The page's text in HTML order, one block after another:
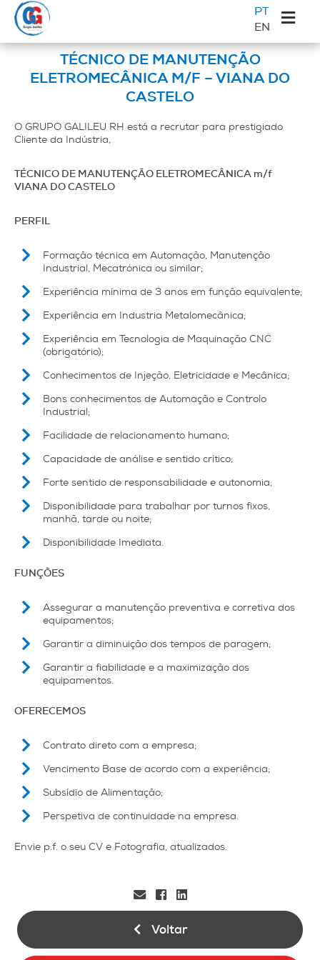
Saltar
para
o
principal
Skip
main
Saltar
para
a
lateral
principal
Galileu
PT
EN
TÉCNICO DE MANUTENÇÃO
ELETROMECÂNICA M/F – VIANA DO
CASTELO
O GRUPO GALILEU RH está a recrutar para prestigiado
Cliente da Indústria,
TÉCNICO DE MANUTENÇÃO ELETROMECÂNICA m/f
VIANA DO CASTELO
PERFIL
Formação técnica em Automação, Manutenção
Industrial, Mecatrónica ou similar;
Experiência mínima de 3 anos em função equivalente;
Experiência em Industria Metalomecânica;
Experiência em Tecnologia de Maquinação CNC
(obrigatório);
Conhecimentos de Injeção, Eletricidade e Mecânica;
Bons conhecimentos de Automação e Controlo
Industrial;
Facilidade de relacionamento humano;
Capacidade de análise e sentido crítico;
Forte sentido de responsabilidade e autonomia;
Disponibilidade para trabalhar por turnos fixos,
manhã, tarde ou noite;
Disponibilidade Imediata.
FUNÇÕES
Assegurar a manutenção preventiva e corretiva dos
equipamentos;
Garantir a diminuição dos tempos de paragem;
Garantir a fiabilidade e a maximização dos
equipamentos.
OFERECEMOS
Contrato direto com a empresa;
Vencimento Base de acordo com a experiência;
Subsídio de Alimentação;
Perspetiva de continuidade na empresa.
Envie p.f. o seu CV e Fotografia, atualizados.
Voltar
Sidebar
primária